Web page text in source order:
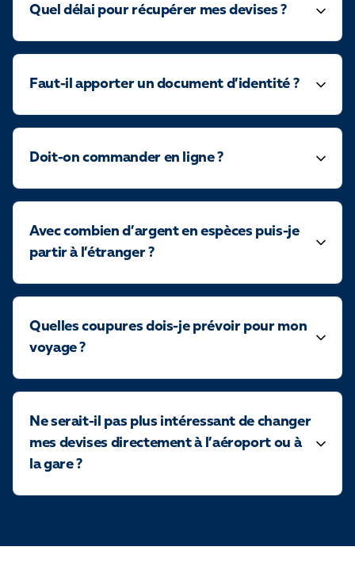
Quel délai pour récupérer mes devises ?
Faut-il apporter un document d’identité ?
Doit-on commander en ligne ?
Avec combien d’argent en espèces puis-je
partir à l’étranger ?
Quelles coupures dois-je prévoir pour mon
voyage ?
Ne serait-il pas plus intéressant de changer
mes devises directement à l’aéroport ou à
la gare ?